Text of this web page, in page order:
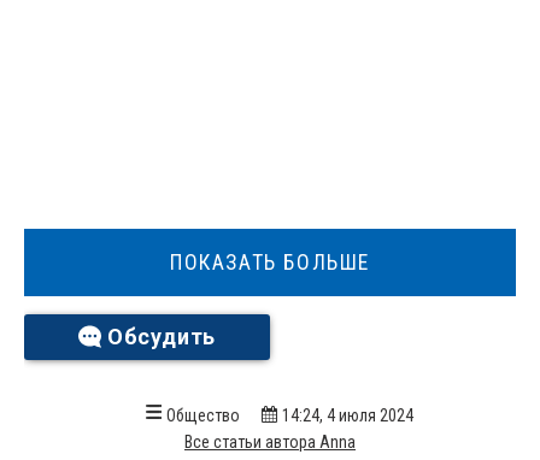
ПОКАЗАТЬ БОЛЬШЕ
Обсудить
Общество
14:24, 4 июля 2024
Все статьи автора Anna